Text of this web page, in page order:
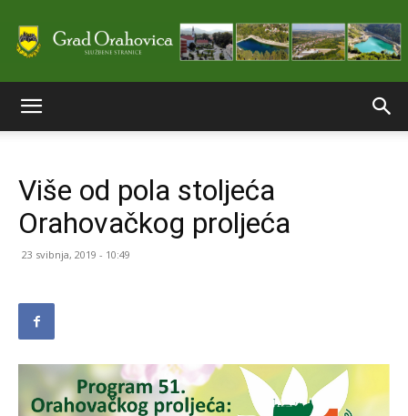
stranice
Više od pola stoljeća
Orahovačkog proljeća
23 svibnja, 2019 - 10:49